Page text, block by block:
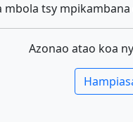
mbola tsy
Azonao atao koa